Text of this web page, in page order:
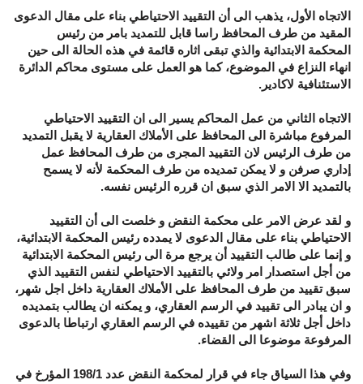
الاتجاه الأول، يذهب الى أن التقييد الاحتياطي بناء على مقال الدعوى
المقيد من طرف المحافظ راسا قابل للتمديد بامر من رئيس
المحكمة الابتدائية والذي تبقى اثاره قائمة في هذه الحالة الى حين
انهاء النزاع في الموضوع، كما هو العمل على مستوى محاكم الدائرة
الاستئنافية لاكادير.
الاتجاه الثاني من عمل المحاكم يسير الى ان التقييد الاحتياطي
المرفوع مباشرة الى المحافظ على الأملاك العقارية لا يقبل التمديد
من طرف الرئيس لان التقييد المجرى من طرف المحافظ عمل
إداري صرفن و لا يمكن تمديده من طرف المحكمة لأنه لا يسمح
بالتمديد الا الامر الذي سبق ان قرره الرئيس نفسه.
و لقد عرض الامر على محكمة النقض و خلصت الى أن التقييد
الاحتياطي بناء على مقال الدعوى لا يمدده رئيس المحكمة الابتدائية،
و إنما على طالب التقييد أن يرجع مرة الى رئيس المحكمة الابتدائية
من أجل استصدار امر ولائي بالتقييد الاحتياطي لنفس التقييد الذي
سبق تقييد من طرف المحافظ على الأملاك العقارية داخل اجل شهر،
و ان يبادر الى تقييد في الرسم العقاري، و يمكنه ان يطالب بتمديده
داخل أجل ثلاثة اشهر من تقييده في الرسم العقاري ارتباطا بالدعوى
المرفوعة موضوعا الى القضاء.
وفي هذا السياق جاء في قرار لمحكمة النقض عدد 198/1 المؤرخ في